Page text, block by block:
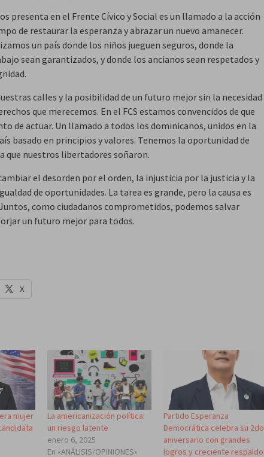
presenta en el Frente Cívico y Social es un llamado a la acción
de restaurar la esperanza y abrazar un nuevo amanecer.
un país donde los niños jueguen seguros, donde la
sean garantizados, y donde los ancianos sean respetados y
calles y la posibilidad de un futuro mejor sin la necesidad
que merecemos. En el FCS estamos convencidos de que
de actuar. Un llamado a todos los dominicanos, unidos en la
basado en principios y valores. Tenemos la oportunidad de
que nuestros libertadores soñaron.
el desorden por el orden, la injusticia por la justicia y la
de oportunidades. La tarea es grande, pero la causa es
como ciudadanos comprometidos, podemos salvar
un futuro mejor para todos.
X
mujer
La americanización política:
un riesgo latente
enero 6, 2025
En «ANÁLISIS/OPINIONES»
Partido Esperanza
Democrática celebra su 2do
aniversario con grandes
logros y creciente respaldo